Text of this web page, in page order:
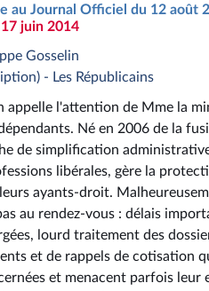
au Journal Officiel du 12 août
juin 2014
Gosselin
- Les Républicains
appelle l'attention de Mme la
Né en 2006 de la
de simplification
libérales, gère la
ayants-droit.
au rendez-vous : délais
lourd traitement des
et de rappels de
et menacent parfois